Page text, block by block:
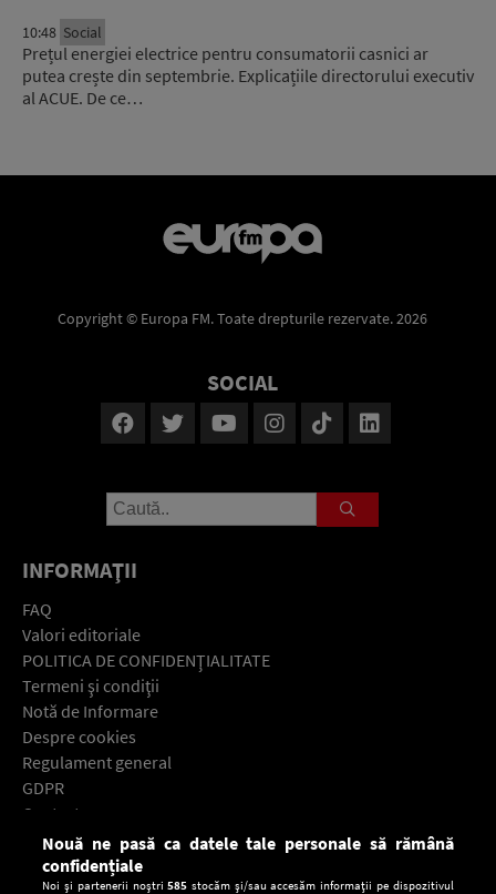
10:48 Social
Prețul energiei electrice pentru consumatorii casnici ar
putea crește din septembrie. Explicațiile directorului executiv
al ACUE. De ce…
Copyright © Europa FM. Toate drepturile rezervate. 2026
SOCIAL
INFORMAŢII
FAQ
Valori editoriale
POLITICA DE CONFIDENŢIALITATE
Termeni şi condiţii
Notă de Informare
Despre cookies
Regulament general
GDPR
Contact
Descarcă gratuit aplicaţia Europa FM pentru smartphone:
Nouă ne pasă ca datele tale personale să rămână
confidențiale
Noi și partenerii noștri585 stocăm și/sau accesăm informații pe dispozitivul